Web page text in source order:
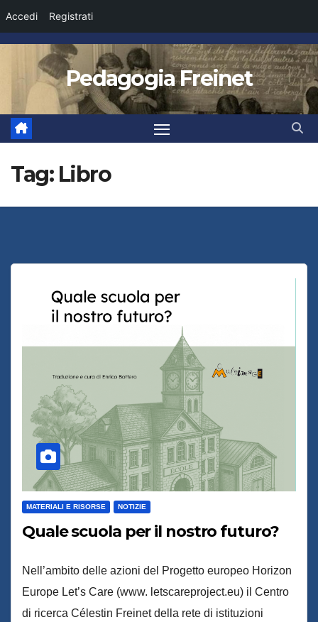
Accedi Registrati
Salta
contenuto
Pedagogia Freinet
Tag: Libro
MATERIALI E RISORSE NOTIZIE
Quale scuola per il nostro futuro?
Nell’ambito delle azioni del Progetto europeo Horizon
Europe Let’s Care (www. letscareproject.eu) il Centro
di ricerca Célestin Freinet della rete di istituzioni